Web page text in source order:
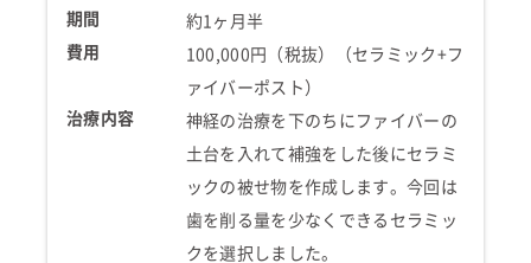
期間
約1ヶ月半
費用
100,000円（税抜）（セラミック+フ
ァイバーポスト）
治療内容
神経の治療を下のちにファイバーの
土台を入れて補強をした後にセラミ
ックの被せ物を作成します。今回は
歯を削る量を少なくできるセラミッ
クを選択しました。